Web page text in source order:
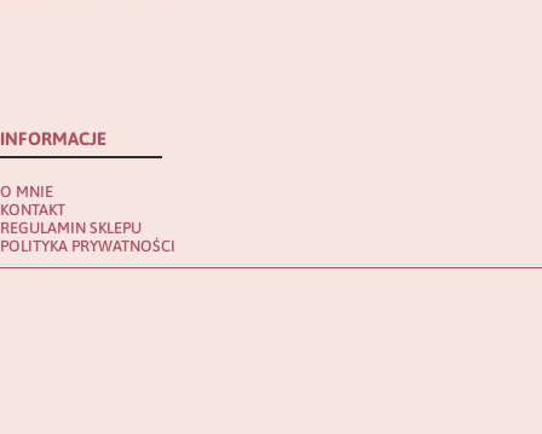
INFORMACJE
O MNIE
KONTAKT
REGULAMIN SKLEPU
POLITYKA PRYWATNOŚCI